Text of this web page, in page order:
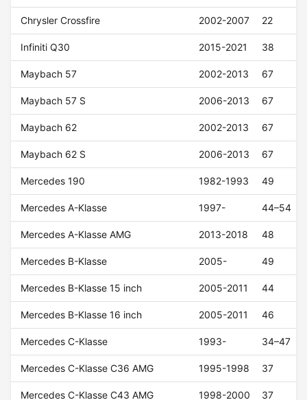
Chrysler Crossfire 2002-2007 22
Infiniti Q30 2015-2021 38
Maybach 57 2002-2013 67
Maybach 57 S 2006-2013 67
Maybach 62 2002-2013 67
Maybach 62 S 2006-2013 67
Mercedes 190 1982-1993 49
Mercedes A-Klasse 1997- 44–54
Mercedes A-Klasse AMG 2013-2018 48
Mercedes B-Klasse 2005- 49
Mercedes B-Klasse 15 inch 2005-2011 44
Mercedes B-Klasse 16 inch 2005-2011 46
Mercedes C-Klasse 1993- 34–47
Mercedes C-Klasse C36 AMG 1995-1998 37
Mercedes C-Klasse C43 AMG 1998-2000 37